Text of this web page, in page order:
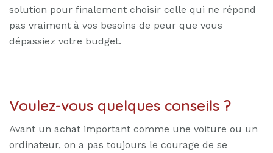
solution pour finalement choisir celle qui ne répond
pas vraiment à vos besoins de peur que vous
dépassiez votre budget.
Voulez-vous quelques conseils ?
Avant un achat important comme une voiture ou un
ordinateur, on a pas toujours le courage de se